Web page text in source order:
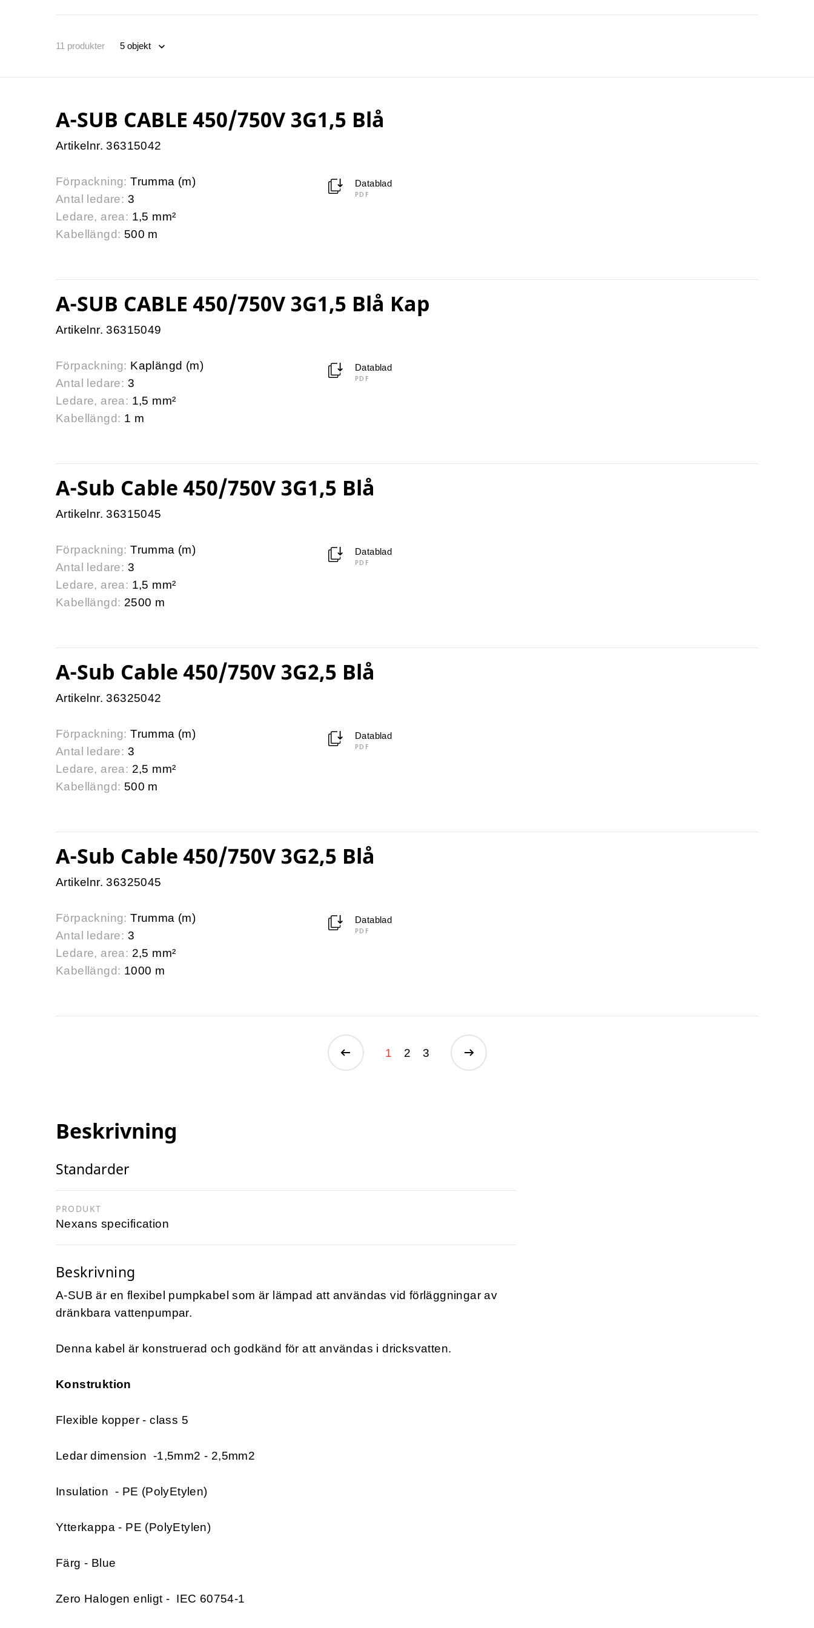
11 produkter
A-SUB CABLE 450/750V 3G1,5 Blå
Artikelnr. 36315042
Förpackning: Trumma (m)
Antal ledare: 3
Ledare, area: 1,5 mm²
Kabellängd: 500 m
Datablad
PDF
A-SUB CABLE 450/750V 3G1,5 Blå Kap
Artikelnr. 36315049
Förpackning: Kaplängd (m)
Antal ledare: 3
Ledare, area: 1,5 mm²
Kabellängd: 1 m
Datablad
PDF
A-Sub Cable 450/750V 3G1,5 Blå
Artikelnr. 36315045
Förpackning: Trumma (m)
Antal ledare: 3
Ledare, area: 1,5 mm²
Kabellängd: 2500 m
Datablad
PDF
A-Sub Cable 450/750V 3G2,5 Blå
Artikelnr. 36325042
Förpackning: Trumma (m)
Antal ledare: 3
Ledare, area: 2,5 mm²
Kabellängd: 500 m
Datablad
PDF
A-Sub Cable 450/750V 3G2,5 Blå
Artikelnr. 36325045
Förpackning: Trumma (m)
Antal ledare: 3
Ledare, area: 2,5 mm²
Kabellängd: 1000 m
Datablad
PDF
1 2 3
Beskrivning
Standarder
PRODUKT
Nexans specification
Beskrivning
A-SUB är en flexibel pumpkabel som är lämpad att användas vid förläggningar av
dränkbara vattenpumpar.
Denna kabel är konstruerad och godkänd för att användas i dricksvatten.
Konstruktion
Flexible kopper - class 5
Ledar dimension -1,5mm2 - 2,5mm2
Insulation - PE (PolyEtylen)
Ytterkappa - PE (PolyEtylen)
Färg - Blue
Zero Halogen enligt - IEC 60754-1